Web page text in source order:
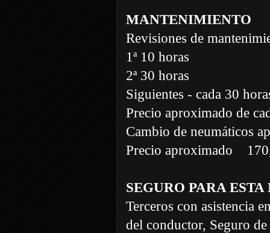
MANTENIMIENTO
Revisiones de
1ª 10 horas
2ª 30 horas
Siguientes - cada 30
Precio aproximado de
Cambio de neumáticos
Precio aproximado
SEGURO PARA
Terceros con asistencia
del conductor, Seguro